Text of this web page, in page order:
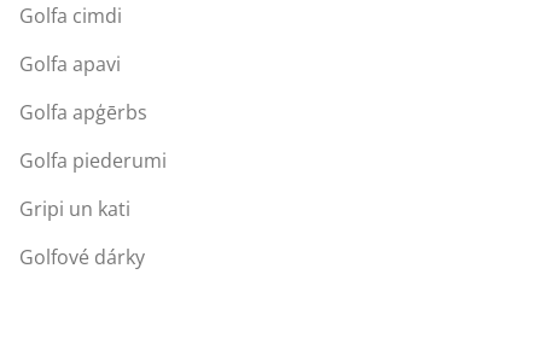
Golfa cimdi
Golfa apavi
Golfa apģērbs
Golfa piederumi
Gripi un kati
Golfové dárky